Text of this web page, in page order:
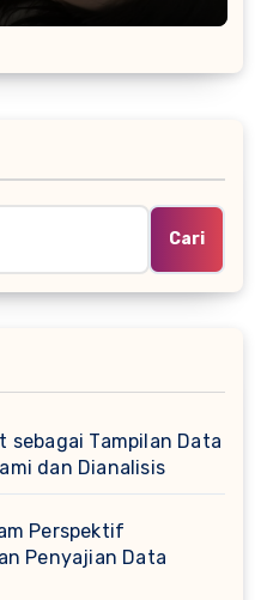
Cari
sebagai Tampilan Data
dan Dianalisis
Perspektif
Penyajian Data